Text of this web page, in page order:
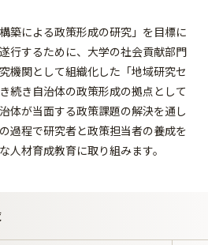
築による政策形成の研究」を目標に
行するために、大学の社会貢献部門
機関として組織化した「地域研究セ
続き自治体の政策形成の拠点として
体が当面する政策課題の解決を通し
過程で研究者と政策担当者の養成を
人材育成教育に取り組みます。